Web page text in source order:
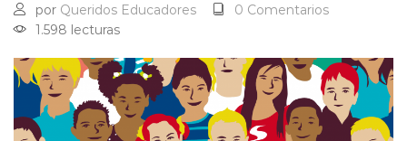
por Queridos Educadores
0 Comentarios
1.598 lecturas